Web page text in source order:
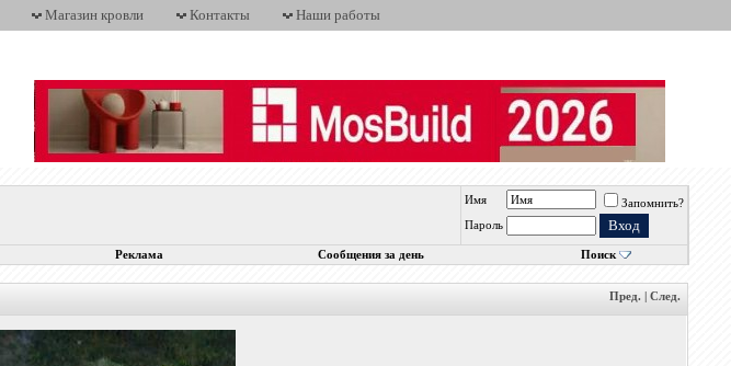
Магазин кровли Контакты Наши работы
Имя
Запомнить?
Пароль
Реклама Сообщения за день Поиск
Пред. |След.